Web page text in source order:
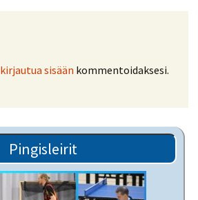
kirjautua sisään kommentoidaksesi.
Pingisleirit